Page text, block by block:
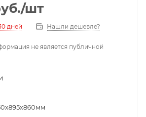
/шт
дней Нашли дешевле?
не является публичной